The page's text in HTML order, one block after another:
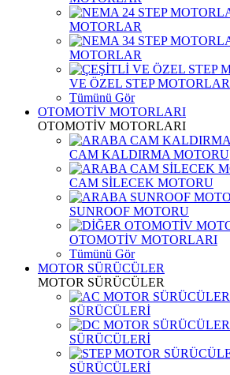
MOTORLAR
MOTORLAR
VE ÖZEL STEP MOTORLAR
Tümünü Gör
OTOMOTİV MOTORLARI
OTOMOTİV MOTORLARI
CAM KALDIRMA MOTORU
CAM SİLECEK MOTORU
SUNROOF MOTORU
OTOMOTİV MOTORLARI
Tümünü Gör
MOTOR SÜRÜCÜLER
MOTOR SÜRÜCÜLER
SÜRÜCÜLERİ
SÜRÜCÜLERİ
SÜRÜCÜLERİ